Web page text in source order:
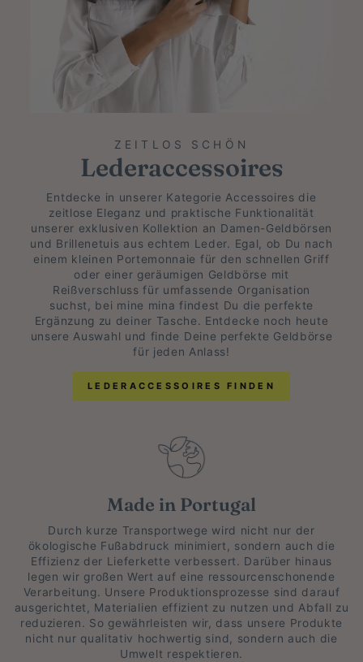
ZEITLOS SCHÖN
Lederaccessoires
Entdecke in unserer Kategorie Accessoires die
zeitlose Eleganz und praktische Funktionalität
unserer exklusiven Kollektion an Damen-Geldbörsen
und Brillenetuis aus echtem Leder. Egal, ob Du nach
einem kleinen Portemonnaie für den schnellen Griff
oder einer geräumigen Geldbörse mit
Reißverschluss für umfassende Organisation
suchst, bei mine mina findest Du die perfekte
Ergänzung zu deiner Tasche. Entdecke noch heute
unsere Auswahl und finde Deine perfekte Geldbörse
für jeden Anlass!
LEDERACCESSOIRES FINDEN
Made in Portugal
Durch kurze Transportwege wird nicht nur der
ökologische Fußabdruck minimiert, sondern auch die
Effizienz der Lieferkette verbessert. Darüber hinaus
legen wir großen Wert auf eine ressourcenschonende
Verarbeitung. Unsere Produktionsprozesse sind darauf
ausgerichtet, Materialien effizient zu nutzen und Abfall zu
reduzieren. So gewährleisten wir, dass unsere Produkte
nicht nur qualitativ hochwertig sind, sondern auch die
Umwelt respektieren.